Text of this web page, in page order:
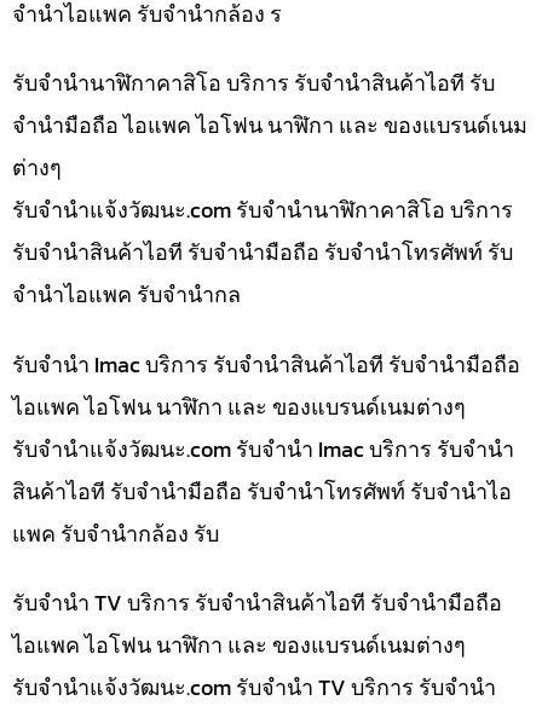
จำนำไอแพค รับจำนำกล้อง ร
รับจำนำนาฬิกาคาสิโอ บริการ รับจำนำสินค้าไอที รับ
จำนำมือถือ ไอแพค ไอโฟน นาฬิกา และ ของแบรนด์เนม
ต่างๆ
รับจํานําแจ้งวัฒนะ.com รับจำนำนาฬิกาคาสิโอ บริการ
รับจำนำสินค้าไอที รับจำนำมือถือ รับจำนำโทรศัพท์ รับ
จำนำไอแพค รับจำนำกล
รับจำนำ Imac บริการ รับจำนำสินค้าไอที รับจำนำมือถือ
ไอแพค ไอโฟน นาฬิกา และ ของแบรนด์เนมต่างๆ
รับจํานําแจ้งวัฒนะ.com รับจำนำ Imac บริการ รับจำนำ
สินค้าไอที รับจำนำมือถือ รับจำนำโทรศัพท์ รับจำนำไอ
แพค รับจำนำกล้อง รับ
รับจำนำ TV บริการ รับจำนำสินค้าไอที รับจำนำมือถือ
ไอแพค ไอโฟน นาฬิกา และ ของแบรนด์เนมต่างๆ
รับจํานําแจ้งวัฒนะ.com รับจำนำ TV บริการ รับจำนำ